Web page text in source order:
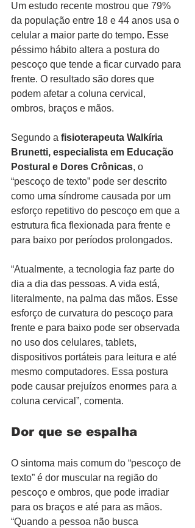
Um estudo recente mostrou que 79%
da população entre 18 e 44 anos usa o
celular a maior parte do tempo. Esse
péssimo hábito altera a postura do
pescoço que tende a ficar curvado para
frente. O resultado são dores que
podem afetar a coluna cervical,
ombros, braços e mãos.
Segundo a fisioterapeuta Walkíria
Brunetti, especialista em Educação
Postural e Dores Crônicas, o
“pescoço de texto” pode ser descrito
como uma síndrome causada por um
esforço repetitivo do pescoço em que a
estrutura fica flexionada para frente e
para baixo por períodos prolongados.
“Atualmente, a tecnologia faz parte do
dia a dia das pessoas. A vida está,
literalmente, na palma das mãos. Esse
esforço de curvatura do pescoço para
frente e para baixo pode ser observada
no uso dos celulares, tablets,
dispositivos portáteis para leitura e até
mesmo computadores. Essa postura
pode causar prejuízos enormes para a
coluna cervical”, comenta.
Dor que se espalha
O sintoma mais comum do “pescoço de
texto” é dor muscular na região do
pescoço e ombros, que pode irradiar
para os braços e até para as mãos.
“Quando a pessoa não busca